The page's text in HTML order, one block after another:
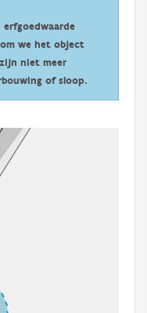
we het object
niet meer
of sloop.